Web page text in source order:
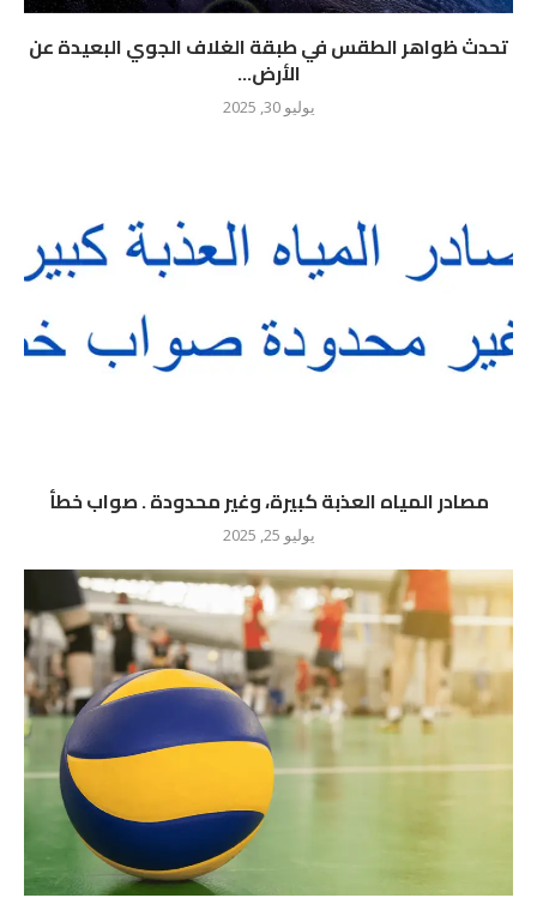
تحدث ظواهر الطقس في طبقة الغلاف الجوي البعيدة عن
الأرض...
يوليو 30, 2025
مصادر المياه العذبة كبيرة، وغير محدودة . صواب خطأ
يوليو 25, 2025